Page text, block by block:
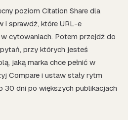
poziom Citation Share dla
i sprawdź, które URL-e
cytowaniach. Potem przejdź do
przy których jesteś
jaką marka chce pełnić w
Compare i ustaw stały rytm
30 dni po większych publikacjach